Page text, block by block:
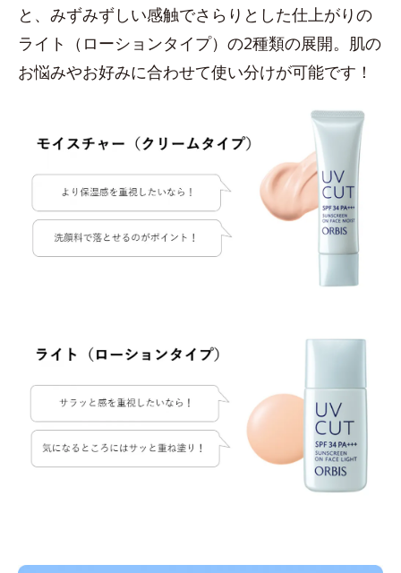
と、みずみずしい感触でさらりとした仕上がりの
ライト（ローションタイプ）の2種類の展開。肌の
お悩みやお好みに合わせて使い分けが可能です！